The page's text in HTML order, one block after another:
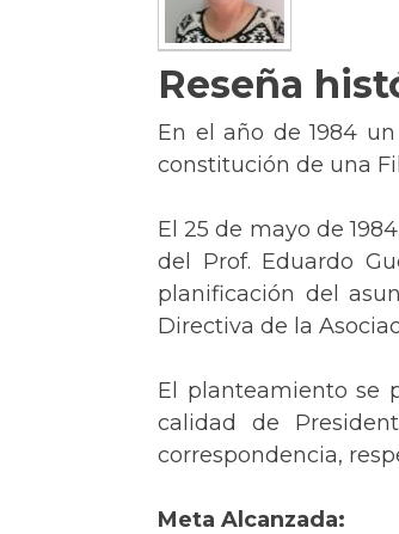
Reseña
En el año de 1984
constitución de una
El 25 de mayo de
del Prof. Eduardo
planificación del
Directiva de la
El planteamiento se
calidad de
correspondencia,
Meta Alcanzada: